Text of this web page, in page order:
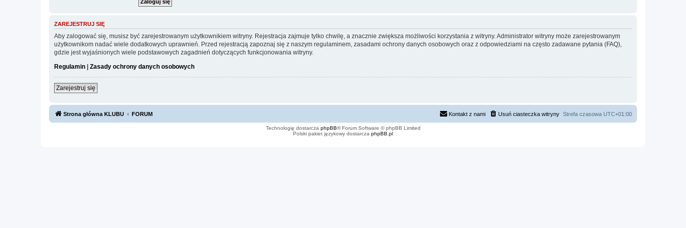
ZAREJESTRUJ SIĘ
Aby zalogować się, musisz być zarejestrowanym użytkownikiem witryny. Rejestracja zajmuje tylko chwilę, a znacznie zwiększa możliwości korzystania z witryny. Administrator witryny może zarejestrowanym
użytkownikom nadać wiele dodatkowych uprawnień. Przed rejestracją zapoznaj się z naszym regulaminem, zasadami ochrony danych osobowych oraz z odpowiedziami na często zadawane pytania (FAQ),
gdzie jest wyjaśnionych wiele podstawowych zagadnień dotyczących funkcjonowania witryny.
Regulamin | Zasady ochrony danych osobowych
Zarejestruj się
Strona główna KLUBU FORUM Strefa czasowa UTC+01:00
Usuń ciasteczka witryny
Kontakt z nami
Technologię dostarcza phpBB® Forum Software © phpBB Limited
Polski pakiet językowy dostarcza phpBB.pl